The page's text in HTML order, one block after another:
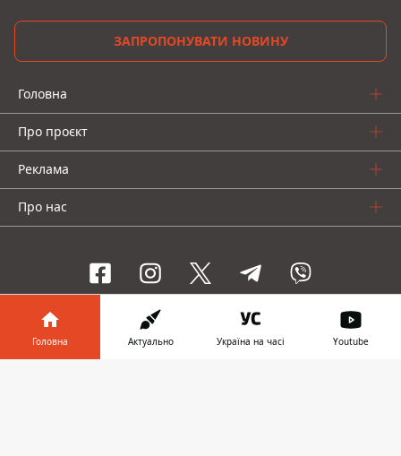
ЗАПРОПОНУВАТИ НОВИНУ
Головна
Про проєкт
Реклама
Про нас
Інформатор проекти
Головна Актуально Україна на часі Youtube